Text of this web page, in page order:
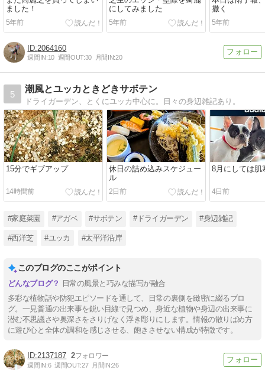
ました！
5年前
にしてみました
5年前
撒く
5年前
2064160
週間IN:10 週間OUT:30 月間IN:20
5
潮風とユッカときどきサボテン
ドライガーデン、とくにユッカ中心に。日々の身辺雑記あり。
15分でギブアップ
14時間前
休日の詰め込みスケジュー
ル
2日前
8月にしては肌
4日前
#家庭菜園 #アガベ #サボテン #ドライガーデン #身辺雑記
#西洋芝 #ユッカ #太平洋沿岸
このブログのここがポイント
日常の風景と巧みな描写が融合
多彩な植物話や防犯エピソードを通して、日常の裏側を緻密に綴るブロ
グ。一見普通の出来事を鋭い目線で見つめ、身近な植物や身辺の出来事に
潜む不思議さや奥深さをさりげなく浮き彫りにします。情報の散りばめ方
に遊び心と全体の調和を感じさせる、飽きさせない構成が特徴です。
2137187 2
週間IN:6 週間OUT:27 月間IN:26